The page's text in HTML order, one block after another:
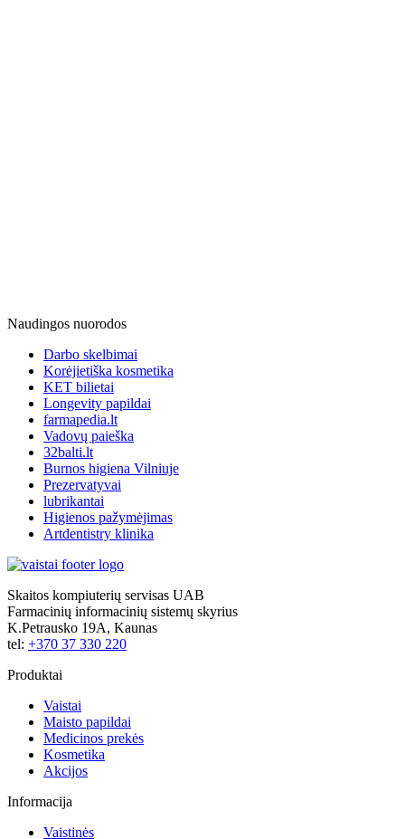
Naudingos nuorodos
Darbo skelbimai
Korėjietiška kosmetika
KET bilietai
Longevity papildai
farmapedia.lt
Vadovų paieška
32balti.lt
Burnos higiena Vilniuje
Prezervatyvai
lubrikantai
Higienos pažymėjimas
Artdentistry klinika
Skaitos kompiuterių servisas UAB
Farmacinių informacinių sistemų skyrius
K.Petrausko 19A, Kaunas
tel: +370 37 330 220
Produktai
Vaistai
Maisto papildai
Medicinos prekės
Kosmetika
Akcijos
Informacija
Vaistinės